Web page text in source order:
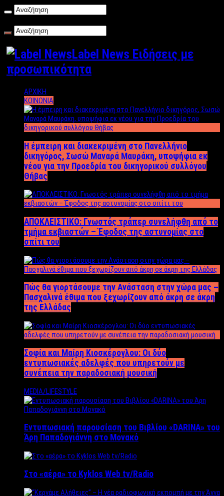
Label News Ειδήσεις με
προσωπικότητα
ΑΡΧΙΚΗ
ΚΟΙΝΩΝΙΑ
Η έμπειρη και διακεκριμένη στο Πανελλήνιο
δικηγόρος, Σωσώ Μαναρά Μαυράκη, υποψήφια εκ
νέου για την Προεδρία του δικηγορικού συλλόγου
Θήβας
ΑΠΟΚΛΕΙΣΤΙΚΟ: Γνωστός τράπερ συνελήφθη από το
τμήμα εκβιαστών – Έφοδος της αστυνομίας στο
σπίτι του
Πώς θα γιορτάσουμε την Ανάσταση στην χώρα μας –
Πασχαλινά έθιμα που ξεχωρίζουν από άκρη σε άκρη
της Ελλάδας
Σοφία και Μαίρη Κιοσκέρογλου: Οι δύο
εντυπωσιακές αδελφές που υπηρετούν με
συνέπεια την παραδοσιακή μουσική
MEDIA/LIFESTYLE
Εντυπωσιακή παρουσίαση του Βιβλίου «DARINA» του
Άρη Παπαδογιάννη στο Μονακό
Στο «αέρα» το Kyklos Web tv/Radio